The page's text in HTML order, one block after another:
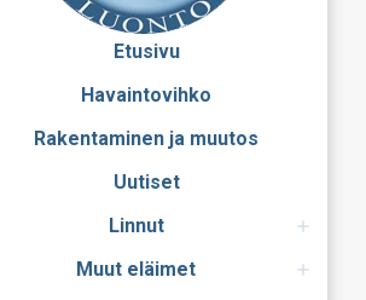
Etusivu
Havaintovihko
Rakentaminen ja muutos
Uutiset
Linnut
Muut eläimet